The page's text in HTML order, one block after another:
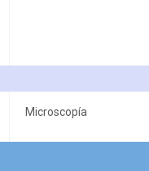
Microscopía